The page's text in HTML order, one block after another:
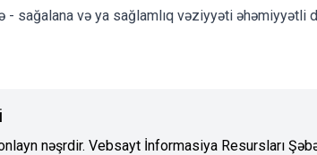
- sağalana və ya sağlamlıq vəziyyəti əhəmiyyətli
nəşrdir. Vebsayt İnformasiya Resursları